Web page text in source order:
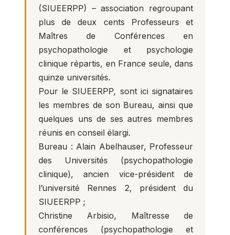
(SIUEERPP) – association regroupant
plus de deux cents Professeurs et
Maîtres de Conférences en
psychopathologie et psychologie
clinique répartis, en France seule, dans
quinze universités.
Pour le SIUEERPP, sont ici signataires
les membres de son Bureau, ainsi que
quelques uns de ses autres membres
réunis en conseil élargi.
Bureau : Alain Abelhauser, Professeur
des Universités (psychopathologie
clinique), ancien vice-président de
l’université Rennes 2, président du
SIUEERPP ;
Christine Arbisio, Maîtresse de
conférences (psychopathologie et